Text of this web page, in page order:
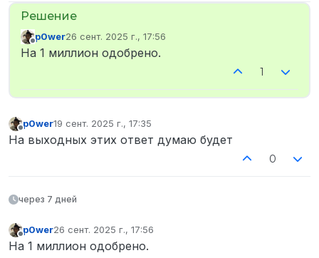
Не в сети
p0wer26 сент. 2025 г., 17:56
отредактировано
На 1 миллион одобрено.
1
p0wer19 сент. 2025 г., 17:35
отредактировано
На выходных этих ответ думаю будет
0
через 7 дней
Не в сети
p0wer26 сент. 2025 г., 17:56
отредактировано
На 1 миллион одобрено.